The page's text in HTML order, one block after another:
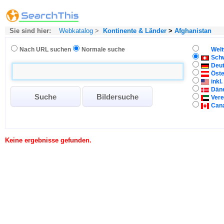
Sie sind hier: Webkatalog > Kontinente & Länder > Afghanistan
Nach URL suchen Normale suche
inkl.
Keine ergebnisse gefunden.